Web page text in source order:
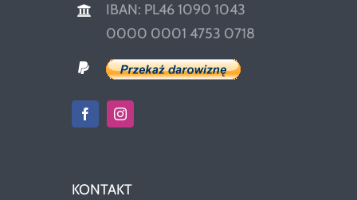
IBAN: PL46 1090 1043
0000 0001 4753 0718
KONTAKT